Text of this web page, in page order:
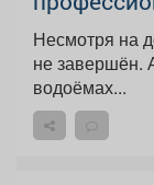
Несмотря на
не завершён.
водоёмах...